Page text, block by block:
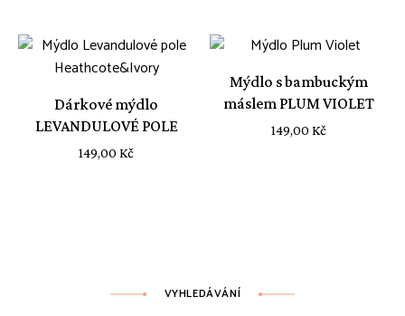
Dárkové mýdlo
LEVANDULOVÉ POLE
149,00Kč
Mýdlo s bambuckým
máslem PLUM VIOLET
149,00 Kč
VYHLEDÁVÁNÍ